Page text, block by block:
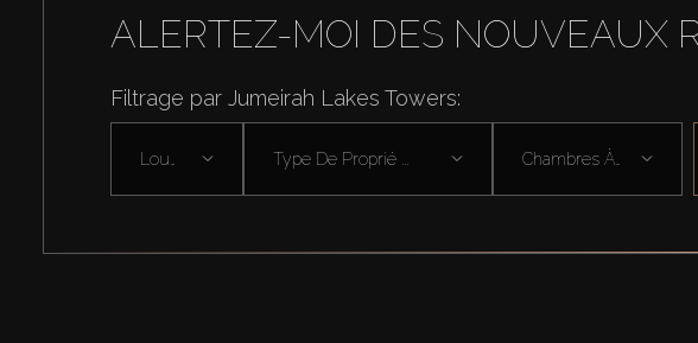
ALERTEZ-MOI DES NOUVEAUX
Filtrage par Jumeirah Lakes Towers:
Type De Proprié ... Chambres À Cou ...